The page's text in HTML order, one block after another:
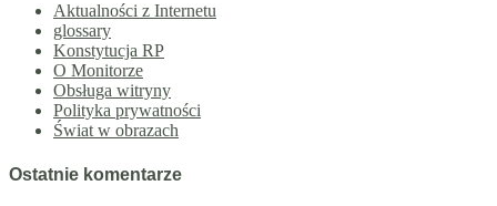
Aktualności z Internetu
glossary
Konstytucja RP
O Monitorze
Obsługa witryny
Polityka prywatności
Świat w obrazach
Ostatnie komentarze